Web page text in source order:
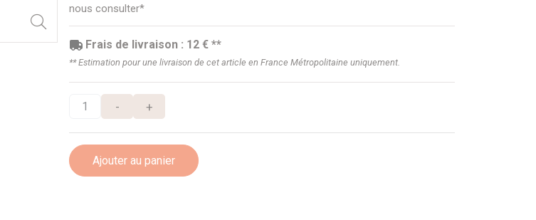
nous consulter*
Frais de livraison : 12 € **
** Estimation pour une livraison de cet article en France Métropolitaine uniquement.
- +
Ajouter au panier